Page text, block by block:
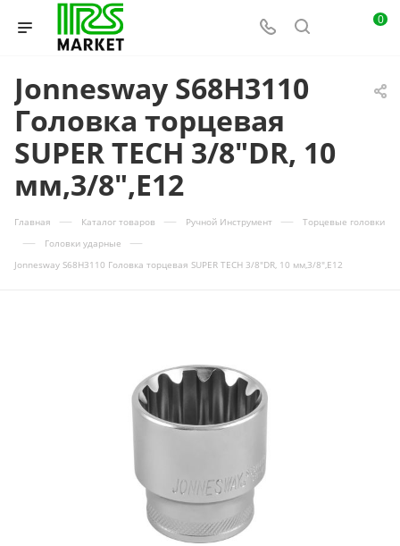
0
Jonnesway S68H3110
Головка торцевая
SUPER TECH 3/8"DR, 10
мм,3/8",E12
Главная — Каталог товаров — Ручной Инструмент — Торцевые головки
— Головки ударные —
Jonnesway S68H3110 Головка торцевая SUPER TECH 3/8"DR, 10 мм,3/8",E12